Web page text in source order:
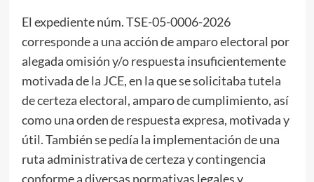
El expediente núm. TSE-05-0006-2026
corresponde a una acción de amparo electoral por
alegada omisión y/o respuesta insuficientemente
motivada de la JCE, en la que se solicitaba tutela
de certeza electoral, amparo de cumplimiento, así
como una orden de respuesta expresa, motivada y
útil. También se pedía la implementación de una
ruta administrativa de certeza y contingencia
conforme a diversas normativas legales y